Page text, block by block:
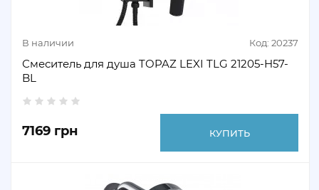
В наличии Код: 20237
Смеситель для душа TOPAZ LEXI TLG 21205-H57-
BL
7169 грн КУПИТЬ